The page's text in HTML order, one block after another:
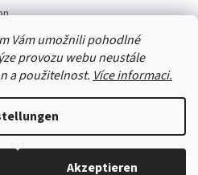
Vám umožnili pohodlné
provozu webu neustále
a použitelnost. Více informaci.
Akzeptieren
. Alle Rechte vorbehalten.Cookie-
ändern